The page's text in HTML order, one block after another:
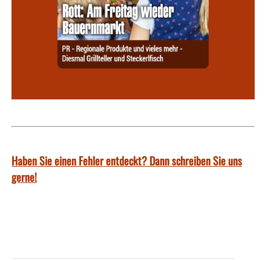
Haben Sie einen Fehler entdeckt? Dann schreiben Sie uns
gerne!